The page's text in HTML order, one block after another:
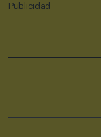
Publicidad